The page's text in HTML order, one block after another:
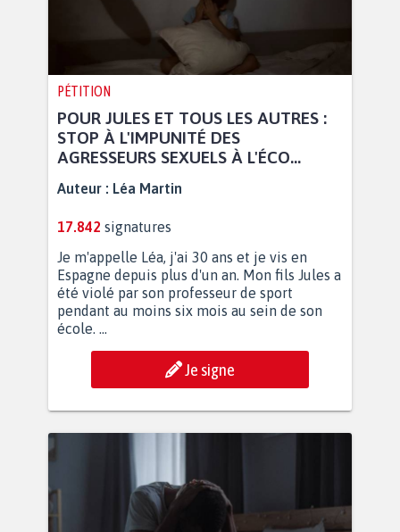
PÉTITION
POUR JULES ET TOUS LES AUTRES :
STOP À L'IMPUNITÉ DES
AGRESSEURS SEXUELS À L'ÉCO...
Auteur : Léa Martin
17.842 signatures
Je m'appelle Léa, j'ai 30 ans et je vis en
Espagne depuis plus d'un an. Mon fils Jules a
été violé par son professeur de sport
pendant au moins six mois au sein de son
école. ...
Je signe